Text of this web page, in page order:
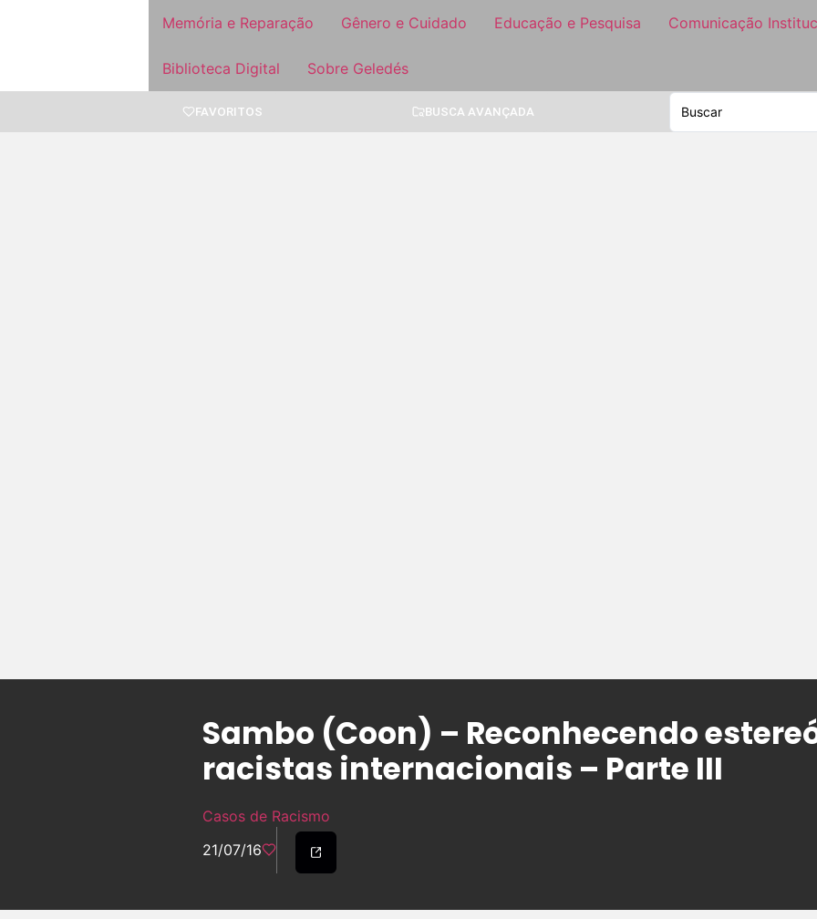
Memória e Reparação Gênero e Cuidado Educação e Pesquisa Comunicação
Biblioteca Digital Sobre Geledés
FAVORITOS BUSCA AVANÇADA
Sambo (Coon) – Reconhecendo
racistas internacionais – Parte III
Casos de Racismo
21/07/16